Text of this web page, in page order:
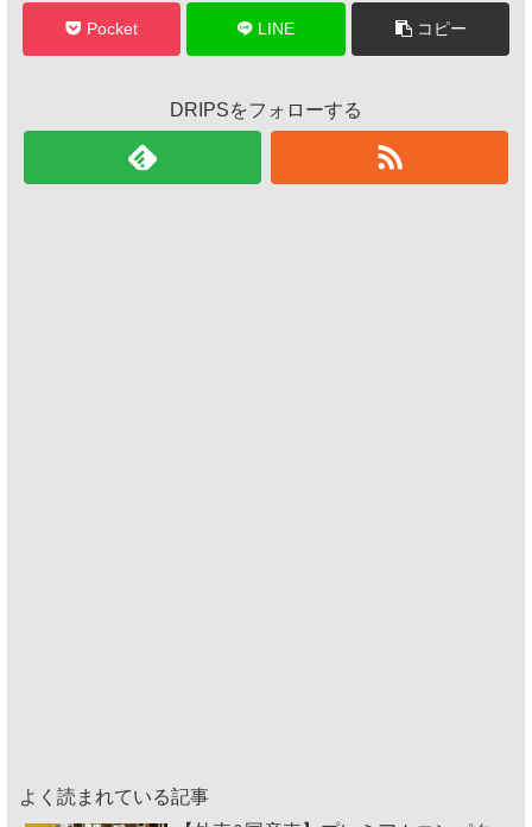
Pocket LINE コピー
DRIPSをフォローする
よく読まれている記事